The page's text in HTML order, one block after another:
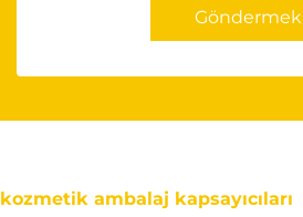
Göndermek
kozmetik ambalaj kapsayıcıları